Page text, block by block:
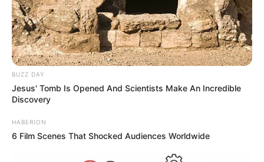
BUZZ DAY
Jesus' Tomb Is Opened And Scientists Make An Incredible
Discovery
HABERION
6 Film Scenes That Shocked Audiences Worldwide